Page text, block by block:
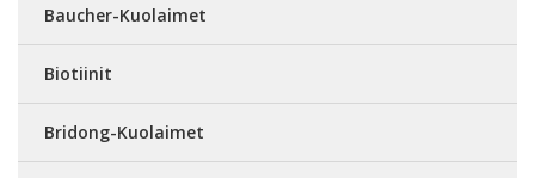
Baucher-Kuolaimet
Biotiinit
Bridong-Kuolaimet